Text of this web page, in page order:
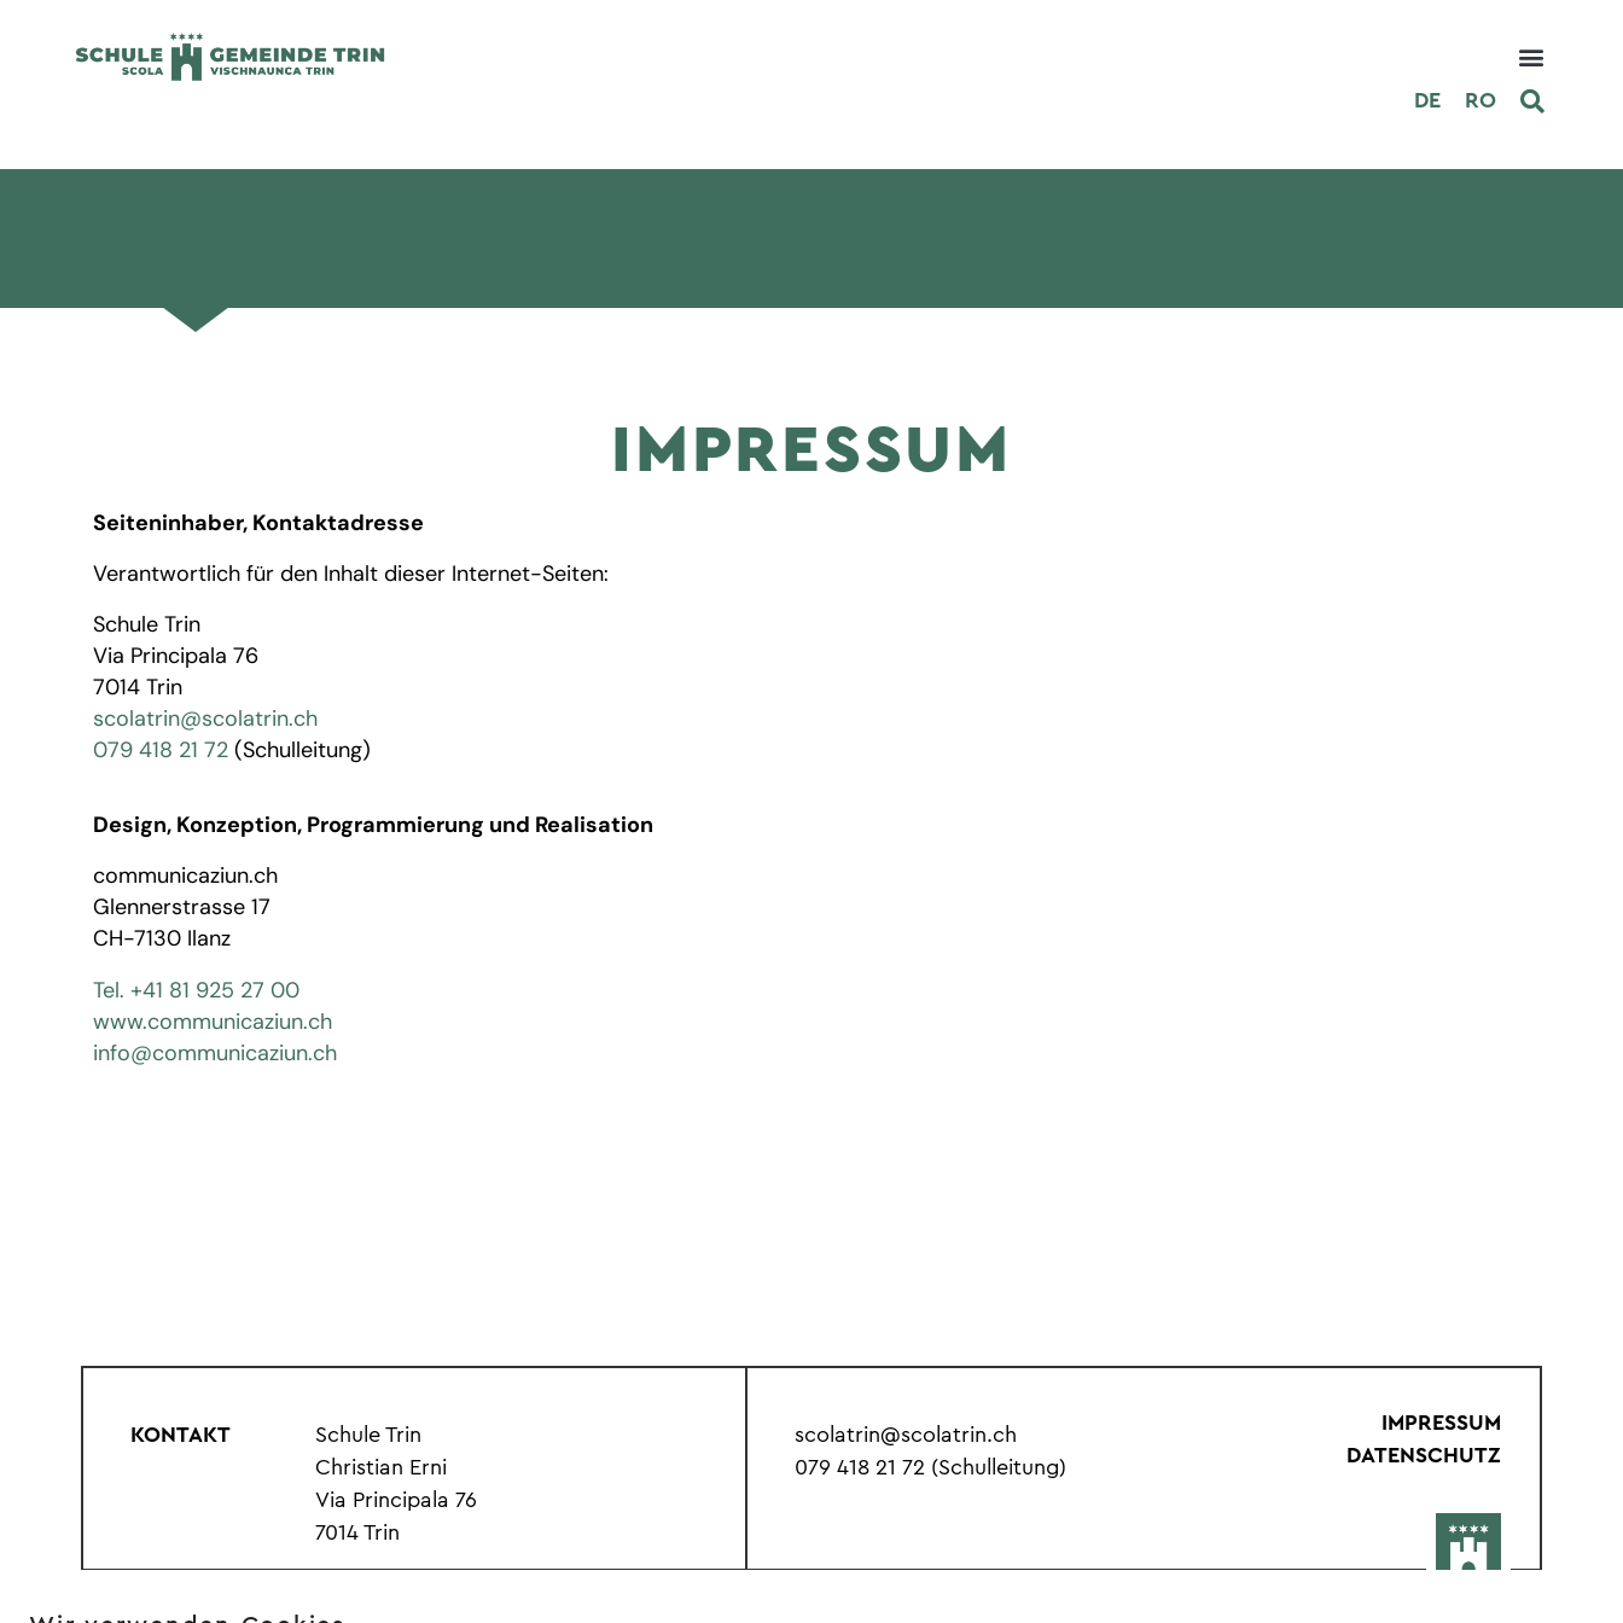
DE RO
IMPRESSUM
Seiteninhaber, Kontaktadresse
Verantwortlich für den Inhalt dieser Internet-Seiten:
Schule Trin
Via Principala 76
7014 Trin
scolatrin@scolatrin.ch
079 418 21 72 (Schulleitung)
Design, Konzeption, Programmierung und Realisation
communicaziun.ch
Glennerstrasse 17
CH-7130 Ilanz
Tel. +41 81 925 27 00
www.communicaziun.ch
info@communicaziun.ch
KONTAKT
Schule Trin
Christian Erni
Via Principala 76
7014 Trin
scolatrin@scolatrin.ch
079 418 21 72(Schulleitung)
IMPRESSUM
DATENSCHUTZ